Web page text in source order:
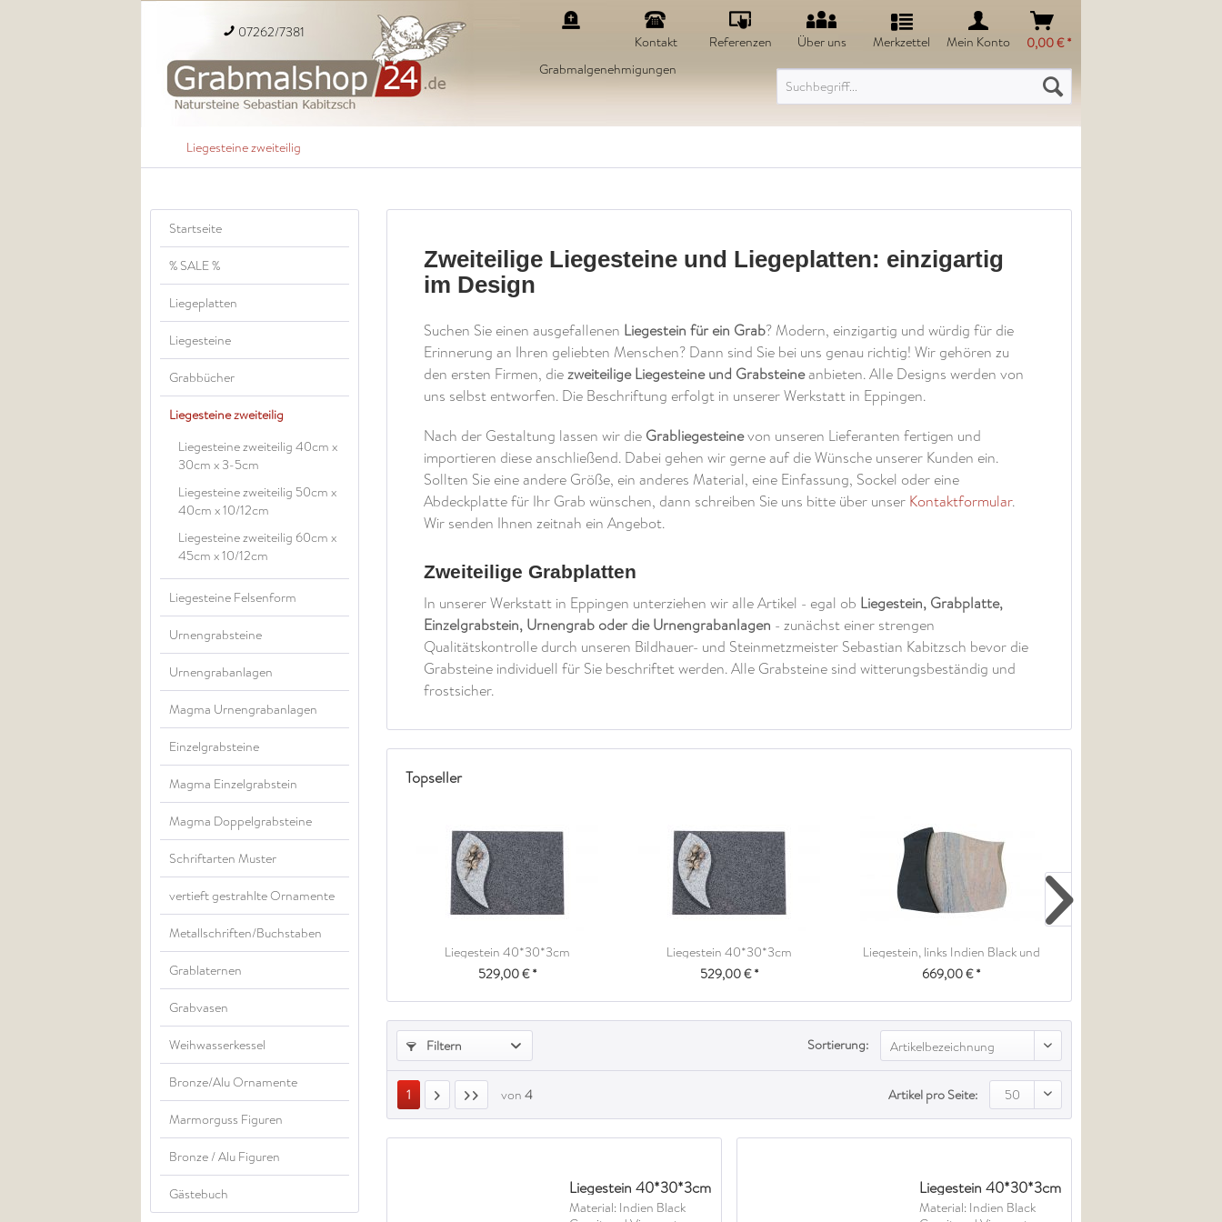
Merkzettel Mein Konto 0,00 € *
07262/7381
Grabmalgenehmigungen
Kontakt Referenzen Über uns
Liegesteine zweiteilig
Startseite
% SALE %
Liegeplatten
Liegesteine
Grabbücher
Liegesteine zweiteilig
Liegesteine zweiteilig 40cm x
30cm x 3-5cm
Liegesteine zweiteilig 50cm x
40cm x 10/12cm
Liegesteine zweiteilig 60cm x
45cm x 10/12cm
Liegesteine Felsenform
Urnengrabsteine
Urnengrabanlagen
Magma Urnengrabanlagen
Einzelgrabsteine
Magma Einzelgrabstein
Magma Doppelgrabsteine
Schriftarten Muster
vertieft gestrahlte Ornamente
Metallschriften/Buchstaben
Grablaternen
Grabvasen
Weihwasserkessel
Bronze/Alu Ornamente
Marmorguss Figuren
Bronze / Alu Figuren
Gästebuch
Zweiteilige Liegesteine und Liegeplatten: einzigartig
im Design
Suchen Sie einen ausgefallenen Liegestein für ein Grab? Modern, einzigartig und würdig für die
Erinnerung an Ihren geliebten Menschen? Dann sind Sie bei uns genau richtig! Wir gehören zu
den ersten Firmen, diezweiteilige Liegesteine und Grabsteineanbieten. Alle Designs werden von
uns selbst entworfen. Die Beschriftung erfolgt in unserer Werkstatt in Eppingen.
Nach der Gestaltung lassen wir die Grabliegesteinevon unseren Lieferanten fertigen und
importieren diese anschließend. Dabei gehen wir gerne auf die Wünsche unserer Kunden ein.
Sollten Sie eine andere Größe, ein anderes Material, eine Einfassung, Sockel oder eine
Abdeckplatte für Ihr Grab wünschen, dann schreiben Sie uns bitte über unser Kontaktformular.
Wir senden Ihnen zeitnah ein Angebot.
Zweiteilige Grabplatten
In unserer Werkstatt in Eppingen unterziehen wir alle Artikel - egal ob Liegestein, Grabplatte,
Einzelgrabstein, Urnengrab oder die Urnengrabanlagen - zunächst einer strengen
Qualitätskontrolle durch unseren Bildhauer- und Steinmetzmeister Sebastian Kabitzsch bevor die
Grabsteine individuell für Sie beschriftet werden. Alle Grabsteine sind witterungsbeständig und
frostsicher.
Topseller
Liegestein 40*30*3cm
529,00 € *
Liegestein 40*30*3cm
529,00 € *
Liegestein, links Indien Black und
rechts Raw...
669,00 € *
Filtern Sortierung: Artikelbezeichnung
1 von 4 Artikel pro Seite: 50
Liegestein 40*30*3cm
Material: Indien Black
Liegestein 40*30*3cm
Material: Indien Black